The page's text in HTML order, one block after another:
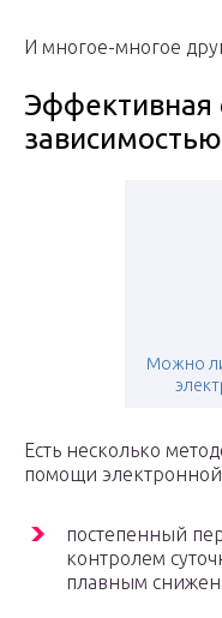
И многое-многое
Эффективная
зависимостью
Можно
Есть несколько
помощи электронной
постепенный
контролем
плавным